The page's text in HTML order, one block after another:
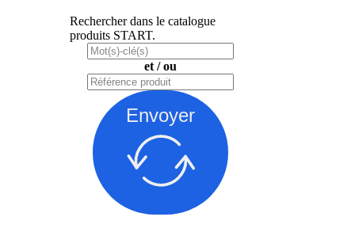
Rechercher dans le catalogue
produits START.
et / ou
Envoyer